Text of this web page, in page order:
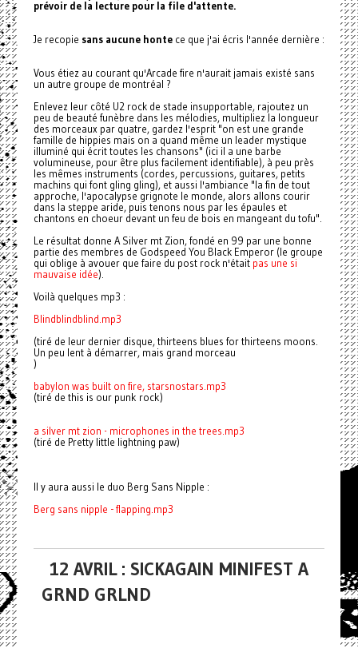
prévoir de la lecture pour la file d'attente.
Je recopie sans aucune hontece que j'ai écris l'année dernière :
Vous étiez au courant qu'Arcade fire n'aurait jamais existé sans
un autre groupe de montréal ?
Enlevez leur côté U2 rock de stade insupportable, rajoutez un
peu de beauté funèbre dans les mélodies, multipliez la longueur
des morceaux par quatre, gardez l'esprit "on est une grande
famille de hippies mais on a quand même un leader mystique
illuminé qui écrit toutes les chansons" (ici il a une barbe
volumineuse, pour être plus facilement identifiable), à peu près
les mêmes instruments (cordes, percussions, guitares, petits
machins qui font gling gling), et aussi l'ambiance "la fin de tout
approche, l'apocalypse grignote le monde, alors allons courir
dans la steppe aride, puis tenons nous par les épaules et
chantons en choeur devant un feu de bois en mangeant du tofu".
Le résultat donne A Silver mt Zion, fondé en 99 par une bonne
partie des membres de Godspeed You Black Emperor (le groupe
qui oblige à avouer que faire du post rock n'était pas une si
mauvaise idée).
Voilà quelques mp3 :
Blindblindblind.mp3
(tiré de leur dernier disque, thirteens blues for thirteens moons.
Un peu lent à démarrer, mais grand morceau
)
babylon was built on fire, starsnostars.mp3
(tiré de this is our punk rock)
a silver mt zion - microphones in the trees.mp3
(tiré de Pretty little lightning paw)
Il y aura aussi le duo Berg Sans Nipple :
Berg sans nipple - flapping.mp3
12 AVRIL : SICKAGAIN MINIFEST A
GRND GRLND